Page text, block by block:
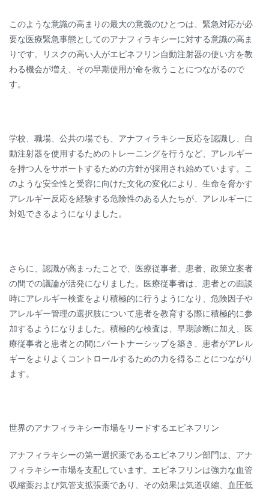
このような意識の高まりの最大の意義のひとつは、緊急対応が必
要な医療緊急事態としてのアナフィラキシーに対する意識の高ま
りです。リスクの高い人がエピネフリン自動注射器の使い方を教
わる機会が増え、その早期使用が命を救うことにつながるので
す。
学校、職場、公共の場でも、アナフィラキシー反応を認識し、自
動注射器を使用するためのトレーニングを行うなど、アレルギー
を持つ人をサポートするための方針が採用され始めています。こ
のような安全性と受容に向けた文化の変化により、生命を脅かす
アレルギー反応を経験する危険性のある人たちが、アレルギーに
対処できるようになりました。
さらに、認識が高まったことで、医療従事者、患者、政策立案者
の間での議論が活発になりました。医療従事者は、患者との面談
時にアレルギー検査をより積極的に行うようになり、危険因子や
アレルギー管理の選択肢について患者を教育する際に積極的に参
加するようになりました。積極的な検査は、早期診断に加え、医
療従事者と患者との間にパートナーシップを築き、患者がアレル
ギーをよりよくコントロールするための力を得ることにつながり
ます。
世界のアナフィラキシー市場をリードするエピネフリン
アナフィラキシーの第一選択薬であるエピネフリン部門は、アナ
フィラキシー市場を支配しています。エピネフリンは強力な血管
収縮薬および気管支拡張薬であり、その効果は気道収縮、血圧低